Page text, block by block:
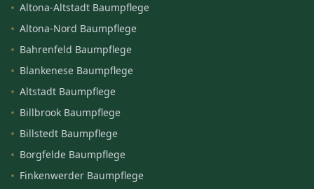
Altona-Altstadt Baumpflege
Altona-Nord Baumpflege
Bahrenfeld Baumpflege
Blankenese Baumpflege
Altstadt Baumpflege
Billbrook Baumpflege
Billstedt Baumpflege
Borgfelde Baumpflege
Finkenwerder Baumpflege